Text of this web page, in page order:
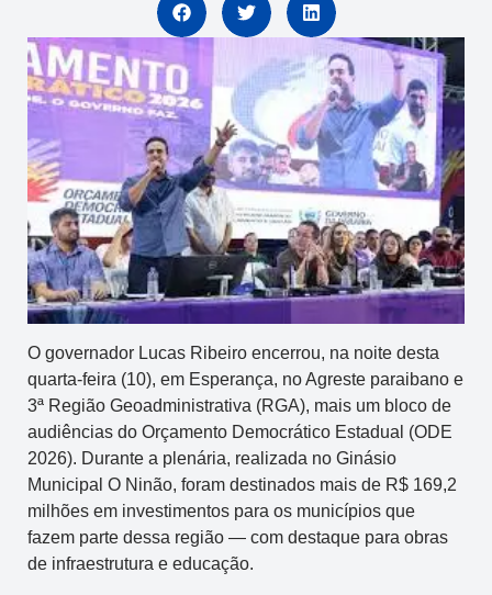
O governador Lucas Ribeiro encerrou, na noite desta
quarta-feira (10), em Esperança, no Agreste paraibano e
3ª Região Geoadministrativa (RGA), mais um bloco de
audiências do Orçamento Democrático Estadual (ODE
2026). Durante a plenária, realizada no Ginásio
Municipal O Ninão, foram destinados mais de R$ 169,2
milhões em investimentos para os municípios que
fazem parte dessa região — com destaque para obras
de infraestrutura e educação.